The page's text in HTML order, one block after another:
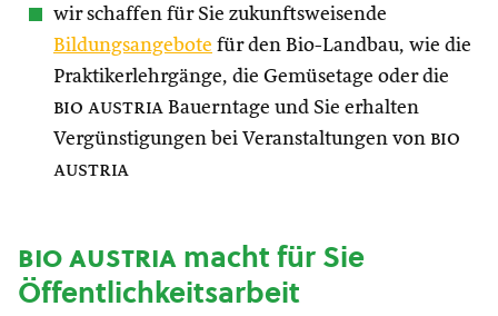
wir schaffen für Sie zukunftsweisende
Bildungsangebote für den Bio-Landbau, wie die
Praktikerlehrgänge, die Gemüsetage oder die
bio austria Bauerntage und Sie erhalten
Vergünstigungen bei Veranstaltungen von bio
austria
bio austriamacht für Sie
Öffentlichkeitsarbeit